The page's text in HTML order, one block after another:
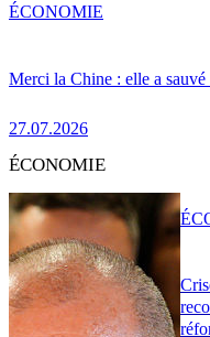
Merci la Chine : elle a
27.07.2026
ÉCONOMIE
ÉCONOMIE